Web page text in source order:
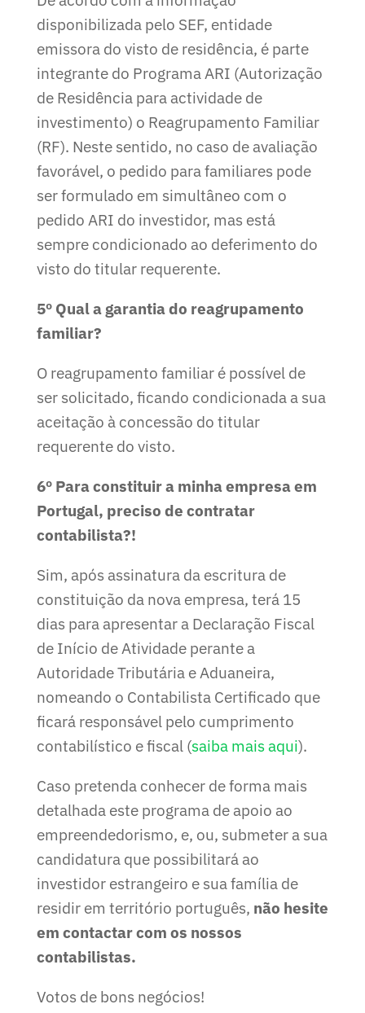
disponibilizada pelo SEF, entidade
emissora do visto de residência, é parte
integrante do Programa ARI (Autorização
de Residência para actividade de
investimento) o Reagrupamento Familiar
(RF). Neste sentido, no caso de avaliação
favorável, o pedido para familiares pode
ser formulado em simultâneo com o
pedido ARI do investidor, mas está
sempre condicionado ao deferimento do
visto do titular requerente.
5º Qual a garantia do reagrupamento
familiar?
O reagrupamento familiar é possível de
ser solicitado, ficando condicionada a sua
aceitação à concessão do titular
requerente do visto.
6º Para constituir a minha empresa em
Portugal, preciso de contratar
contabilista?!
Sim, após assinatura da escritura de
constituição da nova empresa, terá 15
dias para apresentar a Declaração Fiscal
de Início de Atividade perante a
Autoridade Tributária e Aduaneira,
nomeando o Contabilista Certificado que
ficará responsável pelo cumprimento
contabilístico e fiscal (saiba mais aqui).
Caso pretenda conhecer de forma mais
detalhada este programa de apoio ao
empreendedorismo, e, ou, submeter a sua
candidatura que possibilitará ao
investidor estrangeiro e sua família de
residir em território português, não hesite
em contactar com os nossos
contabilistas.
Votos de bons negócios!